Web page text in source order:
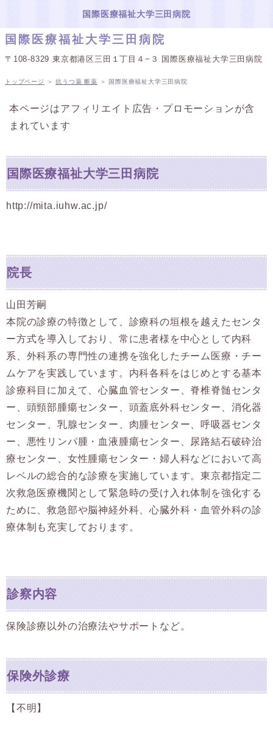
国際医療福祉大学三田病院
国際医療福祉大学三田病院
〒108-8329 東京都港区三田１丁目４−３ 国際医療福祉大学三田病院
トップページ ＞抗うつ薬 断薬 ＞ 国際医療福祉大学三田病院
本ページはアフィリエイト広告・プロモーションが含
まれています
国際医療福祉大学三田病院
http://mita.iuhw.ac.jp/
院長
山田芳嗣
本院の診療の特徴として、診療科の垣根を越えたセンタ
ー方式を導入しており、常に患者様を中心として内科
系、外科系の専門性の連携を強化したチーム医療・チー
ムケアを実践しています。内科各科をはじめとする基本
診療科目に加えて、心臓血管センター、脊椎脊髄センタ
ー、頭頸部腫瘍センター、頭蓋底外科センター、消化器
センター、乳腺センター、肉腫センター、呼吸器センタ
ー、悪性リンパ腫・血液腫瘍センター、尿路結石破砕治
療センター、女性腫瘍センター・婦人科などにおいて高
レベルの総合的な診療を実施しています。東京都指定二
次救急医療機関として緊急時の受け入れ体制を強化する
ために、救急部や脳神経外科、心臓外科・血管外科の診
療体制も充実しております。
診察内容
保険診療以外の治療法やサポートなど。
保険外診療
【不明】